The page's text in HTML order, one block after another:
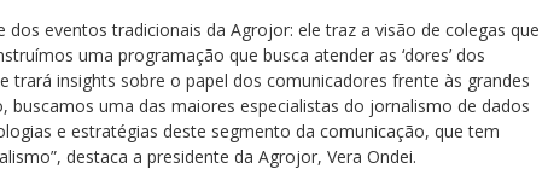
eventos tradicionais da Agrojor: ele traz a visão de colegas que
uma programação que busca atender as ‘dores’ dos
trará insights sobre o papel dos comunicadores frente às grandes
uma das maiores especialistas do jornalismo de dados
e estratégias deste segmento da comunicação, que tem
destaca a presidente da Agrojor, Vera Ondei.